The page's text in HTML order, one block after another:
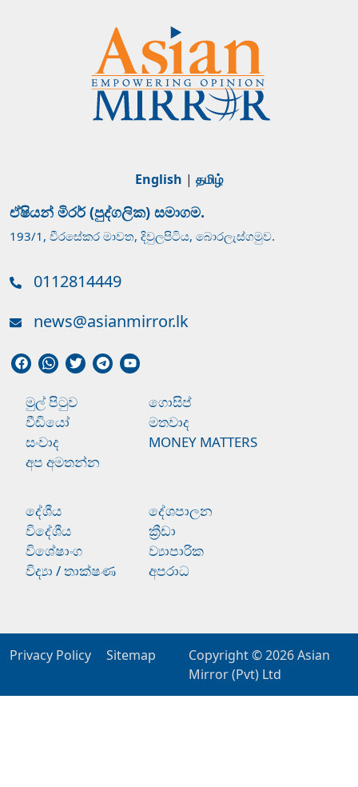
English | தமிழ்
ඒෂියන් මිරර් (පුද්ගලික) සමාගම.
193/1, වීරසේකර මාවත, දිවුලපිටිය, බොරලැස්ගමුව.
0112814449
news@asianmirror.lk
මුල් පිටුව
ගොසිප්
වීඩියෝ
මතවාද
සංවාද
MONEY MATTERS
අප අමතන්න
දේශීය
දේශපාලන
විදේශීය
ක්‍රීඩා
විශේෂාංග
ව්‍යාපාරික
විද්‍යා / තාක්ෂණ
අපරාධ
Privacy Policy Sitemap Copyright © 2026Asian
Mirror (Pvt) Ltd